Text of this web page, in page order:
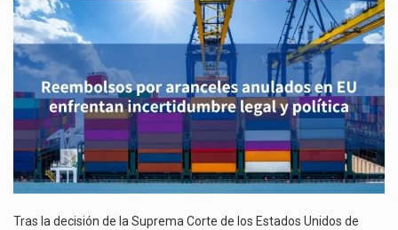
El gobierno de Estados Unidos anunciará un arancel del 15 % sobre los productos fabricados…
El Departamento de Agricultura de Estados Unidos (USDA) suspendió el 5 de agosto de 2026…
EU
ENFRENTAN
INCERTIDUMBRE
LEGAL
Y
POLÍTICA
Tras la decisión de la Suprema Corte de los Estados Unidos de